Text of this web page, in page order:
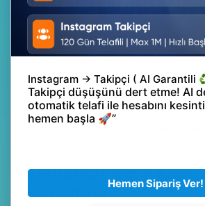
WhatsApp destek ekibi her itiraz
telefon numarası üzerinden
konu için tekrar tekrar e-posta
bu konuda “ Birden fazla talep
sürecini hızlandırmaz.” şeklinde bir
Bu süreçte yapmanız gereken en önemli
davranmak ve gönderdiğiniz talebin
Talebinizin durumunu öğrenmek için yeni
Tehditkar veya Kaba
Kullanmak